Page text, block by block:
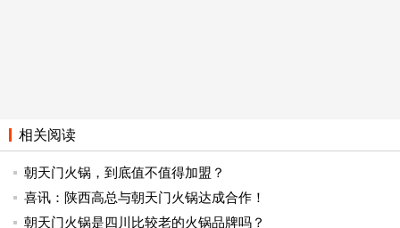
的光临！
相关阅读
朝天门火锅，到底值不值得加盟？
喜讯：陕西高总与朝天门火锅达成合作！
朝天门火锅是四川比较老的火锅品牌吗？